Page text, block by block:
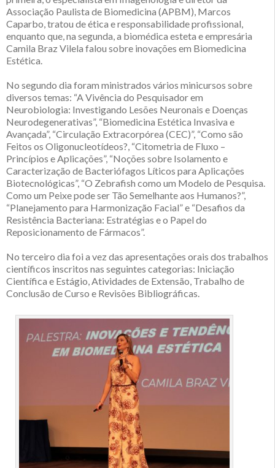
Associação Paulista de Biomedicina (APBM), Marcos
Caparbo, tratou de ética e responsabilidade profissional,
enquanto que, na segunda, a biomédica esteta e empresária
Camila Braz Vilela falou sobre inovações em Biomedicina
Estética.
No segundo dia foram ministrados vários minicursos sobre
diversos temas: “A Vivência do Pesquisador em
Neurobiologia: Investigando Lesões Neuronais e Doenças
Neurodegenerativas”, “Biomedicina Estética Invasiva e
Avançada”, “Circulação Extracorpórea (CEC)”, “Como são
Feitos os Oligonucleotídeos?, “Citometria de Fluxo –
Princípios e Aplicações”, “Noções sobre Isolamento e
Caracterização de Bacteriófagos Líticos para Aplicações
Biotecnológicas”, “O Zebrafish como um Modelo de Pesquisa.
Como um Peixe pode ser Tão Semelhante aos Humanos?”,
“Planejamento para Harmonização Facial” e “Desafios da
Resistência Bacteriana: Estratégias e o Papel do
Reposicionamento de Fármacos”.
No terceiro dia foi a vez das apresentações orais dos trabalhos
científicos inscritos nas seguintes categorias: Iniciação
Científica e Estágio, Atividades de Extensão, Trabalho de
Conclusão de Curso e Revisões Bibliográficas.